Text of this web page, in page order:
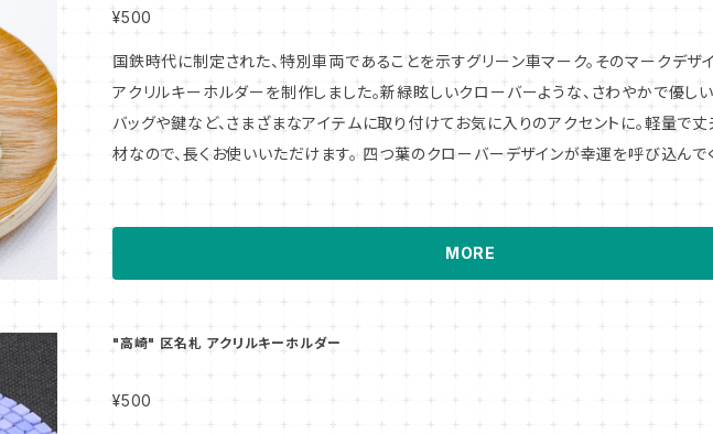
¥500
国鉄時代に制定された、特別車両であることを示すグリーン車マーク。そのマークデザ
アクリルキーホルダーを制作しました。新緑眩しいクローバーような、さわやかで優しい
バッグや鍵など、さまざまなアイテムに取り付けてお気に入りのアクセントに。軽量で
材なので、長くお使いいただけます。 四つ葉のクローバーデザインが幸運を呼び込んで
MORE
"高崎" 区名札 アクリルキーホルダー
¥500